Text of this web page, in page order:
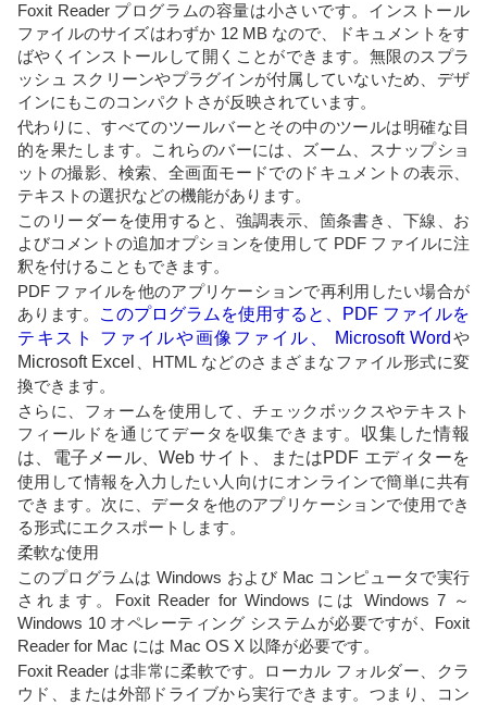
Foxit Reader プログラムの容量は小さいです。インストール
ファイルのサイズはわずか 12 MB なので、ドキュメントをす
ばやくインストールして開くことができます。無限のスプラ
ッシュ スクリーンやプラグインが付属していないため、デザ
インにもこのコンパクトさが反映されています。
代わりに、すべてのツールバーとその中のツールは明確な目
的を果たします。これらのバーには、ズーム、スナップショ
ットの撮影、検索、全画面モードでのドキュメントの表示、
テキストの選択などの機能があります。
このリーダーを使用すると、強調表示、箇条書き、下線、お
よびコメントの追加オプションを使用して PDF ファイルに注
釈を付けることもできます。
PDF ファイルを他のアプリケーションで再利用したい場合が
あります。
このプログラムを使用すると、PDF ファイルを
テキスト ファイルや画像ファイル、 Microsoft Word や
Microsoft Excel 、HTML などのさまざまなファイル形式に変
換できます。
さらに、フォームを使用して、チェックボックスやテキスト
フィールドを通じてデータを収集できます。 収集した情報
は、電子メール、Web サイト、またはPDF エディターを
使用して情報を入力したい人向けにオンラインで簡単に共有
できます。次に、データを他のアプリケーションで使用でき
る形式にエクスポートします。
柔軟な使用
このプログラムは Windows および Mac コンピュータで実行
されます。Foxit Reader for Windows には Windows 7 ～
Windows 10 オペレーティング システムが必要ですが、Foxit
Reader for Mac には Mac OS X 以降が必要です。
Foxit Reader は非常に柔軟です。ローカル フォルダー、クラ
ウド、または外部ドライブから実行できます。つまり、コン